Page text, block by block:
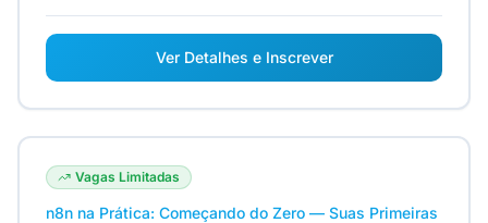
Ver Detalhes e Inscrever
Vagas Limitadas
n8n na Prática: Começando do Zero — Suas Primeiras